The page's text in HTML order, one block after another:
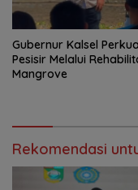
Gubernur Kalsel
Pesisir Melalui
Mangrove
Rekomendasi